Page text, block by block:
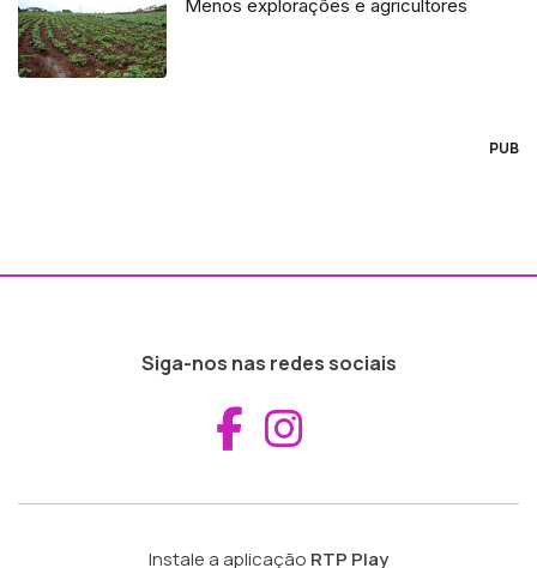
Menos explorações e agricultores
PUB
Siga-nos nas redes sociais
Aceder ao
Instale a aplicação RTP Play